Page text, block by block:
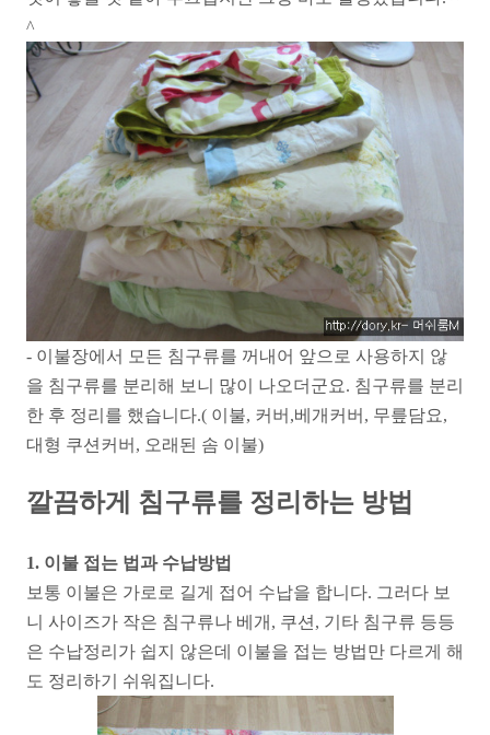
^
- 이불장에서 모든 침구류를 꺼내어 앞으로 사용하지 않
을 침구류를 분리해 보니 많이 나오더군요. 침구류를 분리
한 후 정리를 했습니다.( 이불, 커버,베개커버, 무릎담요,
대형 쿠션커버, 오래된 솜 이불)
깔끔하게 침구류를 정리하는 방법
1. 이불 접는 법과 수납방법
보통 이불은 가로로 길게 접어 수납을 합니다. 그러다 보
니 사이즈가 작은 침구류나 베개, 쿠션, 기타 침구류 등등
은 수납정리가 쉽지 않은데 이불을 접는 방법만 다르게 해
도 정리하기 쉬워집니다.